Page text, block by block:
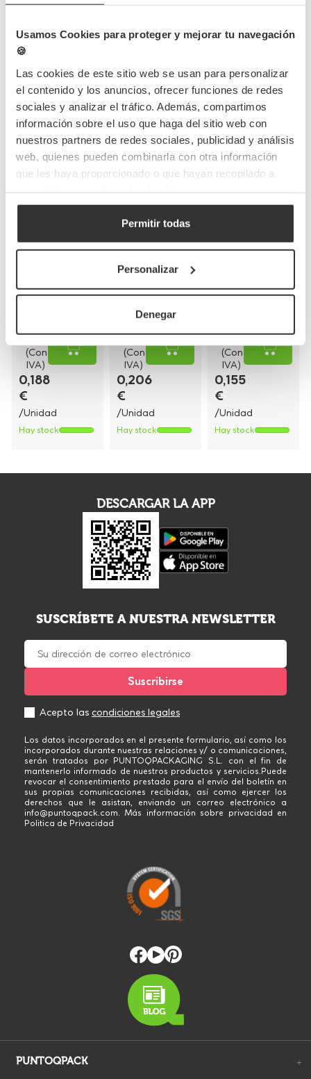
Usamos Cookies para proteger y mejorar tu navegación
🍪
Las cookies de este sitio web se usan para personalizar
el contenido y los anuncios, ofrecer funciones de redes
sociales y analizar el tráfico. Además, compartimos
información sobre el uso que haga del sitio web con
nuestros partners de redes sociales, publicidad y análisis
web, quienes pueden combinarla con otra información
que les haya proporcionado o que hayan recopilado a
Permitir todas
Personalizar
Denegar
Cantidad
250
46,89 €
(Con
IVA)
0,188
€
/Unidad
Hay stock
rizada
Referencia BP16BCO
Cantidad
250
51,43 €
(Con
IVA)
0,206
€
/Unidad
Hay stock
Cantidad
250
38,72 €
(Con
IVA)
0,155
€
/Unidad
Hay stock
DESCARGAR LA APP
SUSCRÍBETE A NUESTRA NEWSLETTER
Acepto las condiciones legales
Los datos incorporados en el presente formulario, así como los
incorporados durante nuestras relaciones y/ o comunicaciones,
serán tratados por PUNTOQPACKAGING S.L. con el fin de
mantenerlo informado de nuestros productos y servicios.Puede
revocar el consentimiento prestado para el envío del boletín en
sus propias comunicaciones recibidas, así como ejercer los
derechos que le asistan, enviando un correo electrónico a
info@puntoqpack.com. Más información sobre privacidad en
Politica de Privacidad
PUNTOQPACK +